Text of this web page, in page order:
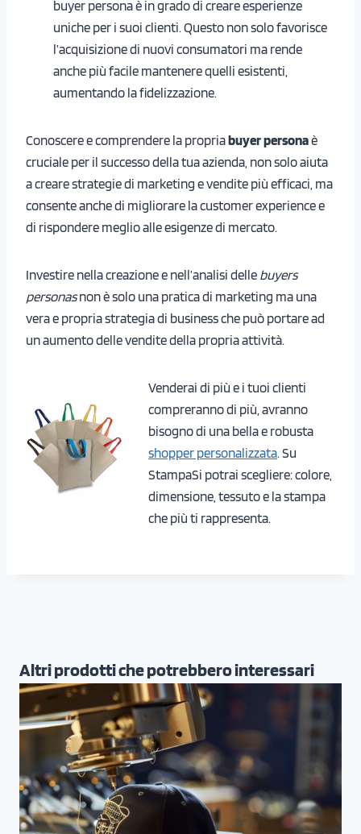
buyer persona è in grado di creare esperienze
uniche per i suoi clienti. Questo non solo favorisce
l’acquisizione di nuovi consumatori ma rende
anche più facile mantenere quelli esistenti,
aumentando la fidelizzazione.
Conoscere e comprendere la propriabuyer personaè
cruciale per il successo della tua azienda, non solo aiuta
a creare strategie di marketing e vendite più efficaci, ma
consente anche di migliorare la customer experience e
di rispondere meglio alle esigenze di mercato.
Investire nella creazione e nell’analisi delle buyers
personasnon è solo una pratica di marketing ma una
vera e propria strategia di business che può portare ad
un aumento delle vendite della propria attività.
Venderai di più e i tuoi clienti
compreranno di più, avranno
bisogno di una bella e robusta
shopper personalizzata. Su
StampaSi potrai scegliere: colore,
dimensione, tessuto e la stampa
che più ti rappresenta.
Altri prodotti che potrebbero interessari